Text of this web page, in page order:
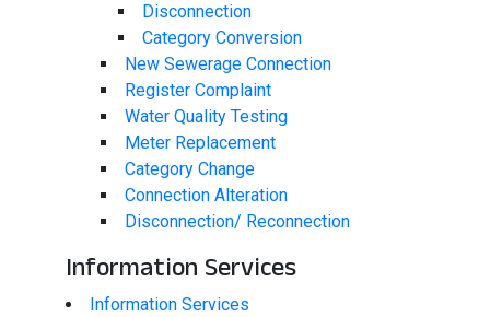
Disconnection
Category Conversion
New Sewerage Connection
Register Complaint
Water Quality Testing
Meter Replacement
Category Change
Connection Alteration
Disconnection/ Reconnection
Information Services​
Information Services​